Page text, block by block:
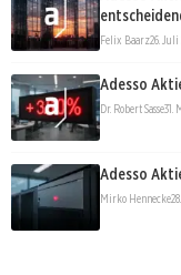
Felix Baarz26. Juli
Adesso
Dr. Robert Sasse31.
Adesso
Mirko Hennecke